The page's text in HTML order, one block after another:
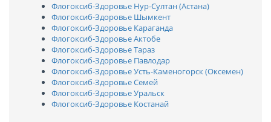
Флогоксиб-Здоровье Нур-Султан (Астана)
Флогоксиб-Здоровье Шымкент
Флогоксиб-Здоровье Караганда
Флогоксиб-Здоровье Актобе
Флогоксиб-Здоровье Тараз
Флогоксиб-Здоровье Павлодар
Флогоксиб-Здоровье Усть-Каменогорск (Оксемен)
Флогоксиб-Здоровье Семей
Флогоксиб-Здоровье Уральск
Флогоксиб-Здоровье Костанай